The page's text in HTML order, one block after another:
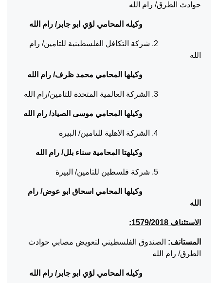
حوادث الطرق/ رام الله
وكيله المحامي لؤي ابو جابر/ رام الله
2. شركة التكافل الفلسطينية للتامين/ رام
الله
وكيلها المحامي محمد ظرف/ رام الله
وكيلها المحامي موسى الصياد/ رام الله
وكيلهتا المحامية سناء بلل/ رام الله
وكيلها المحامي اسحاق ابو عوض/ رام
الله
الاستئناف 1579/2018:
المستانف: الصندوق الفلسطيني لتعويض مصابي حوادث
الطرق/ رام الله
وكيله المحامي لؤي ابو جابر/ رام الله